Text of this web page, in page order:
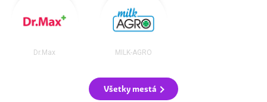
Dr.Max MILK-AGRO
Všetky mestá